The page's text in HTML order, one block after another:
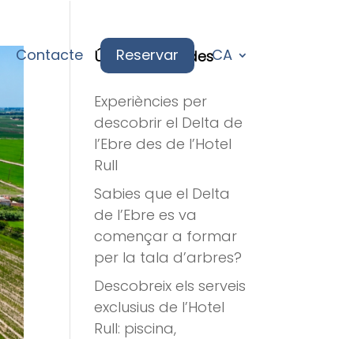
Contacte Reservar CA
Últimes entrades
Experiències per
descobrir el Delta de
l’Ebre des de l’Hotel
Rull
Sabies que el Delta
de l’Ebre es va
començar a formar
per la tala d’arbres?
Descobreix els serveis
exclusius de l’Hotel
Rull: piscina,